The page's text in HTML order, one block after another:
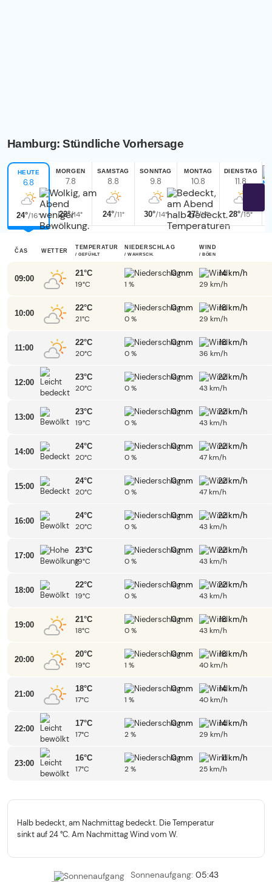
Hamburg: Stündliche Vorhersage
HEUTE
6.8
24°/16°
MORGEN
7.8
22°/14°
SAMSTAG
8.8
24°/11°
SONNTAG
9.8
30°/14°
MONTAG
10.8
27°/17°
DIENSTAG
11.8
28°/15°
ČAS WETTER
TEMPERATUR
/ GEFÜHLT
NIEDERSCHLAG
/ WAHRSCH.
WIND
/ BÖEN
09:00
21°C
19°C
0 mm
1 %
14 km/h
29 km/h
10:00
22°C
21°C
0 mm
0 %
18 km/h
29 km/h
11:00
22°C
20°C
0 mm
0 %
18 km/h
36 km/h
12:00
23°C
20°C
0 mm
0 %
22 km/h
43 km/h
13:00
23°C
19°C
0 mm
0 %
22 km/h
43 km/h
14:00
24°C
20°C
0 mm
0 %
22 km/h
47 km/h
15:00
24°C
20°C
0 mm
0 %
22 km/h
47 km/h
16:00
24°C
20°C
0 mm
0 %
22 km/h
43 km/h
17:00
23°C
19°C
0 mm
0 %
22 km/h
43 km/h
18:00
22°C
19°C
0 mm
0 %
22 km/h
43 km/h
19:00
21°C
18°C
0 mm
0 %
18 km/h
43 km/h
20:00
20°C
19°C
0 mm
1 %
18 km/h
40 km/h
21:00
18°C
17°C
0 mm
1 %
14 km/h
40 km/h
22:00
17°C
17°C
0 mm
2 %
14 km/h
29 km/h
23:00
16°C
17°C
0 mm
2 %
11 km/h
25 km/h
Halb bedeckt, am Nachmittag bedeckt. Die Temperatur
sinkt auf 24 °C. Am Nachmittag Wind vom W.
Sonnenaufgang: 05:43